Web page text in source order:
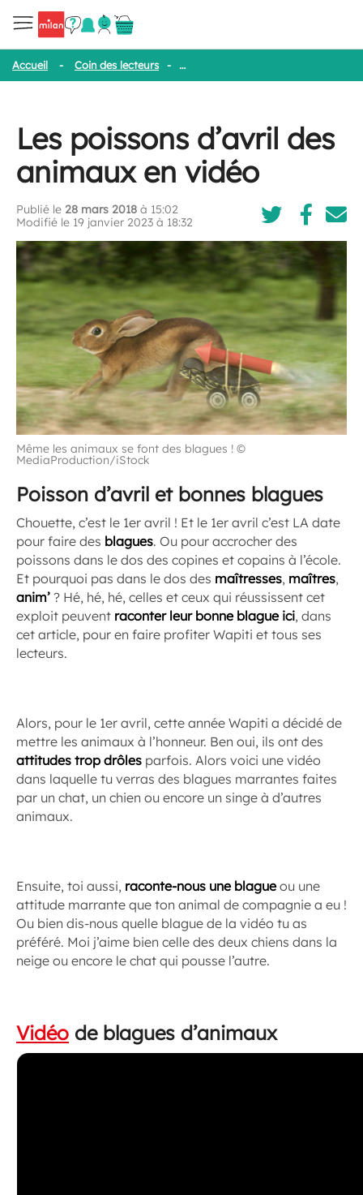
Accueil - Coin des lecteurs - Les poissons d’avril des animaux en
Les poissons d’avril des
animaux en vidéo
Publié le 28 mars 2018 à 15:02
Modifié le 19 janvier 2023 à 18:32
Même les animaux se font des blagues ! ©
MediaProduction/iStock
Poisson d’avril et bonnes blagues
Chouette, c’est le 1er avril ! Et le 1er avril c’est LA date
pour faire des blagues. Ou pour accrocher des
poissons dans le dos des copines et copains à l’école.
Et pourquoi pas dans le dos des maîtresses, maîtres,
anim’ ? Hé, hé, hé, celles et ceux qui réussissent cet
exploit peuvent raconter leur bonne blague ici, dans
cet article, pour en faire profiter Wapiti et tous ses
lecteurs.
Alors, pour le 1er avril, cette année Wapiti a décidé de
mettre les animaux à l’honneur. Ben oui, ils ont des
attitudes trop drôles parfois. Alors voici une vidéo
dans laquelle tu verras des blagues marrantes faites
par un chat, un chien ou encore un singe à d’autres
animaux.
Ensuite, toi aussi, raconte-nous une blagueou une
attitude marrante que ton animal de compagnie a eu !
Ou bien dis-nous quelle blague de la vidéo tu as
préféré. Moi j’aime bien celle des deux chiens dans la
neige ou encore le chat qui pousse l’autre.
Vidéo de blagues d’animaux